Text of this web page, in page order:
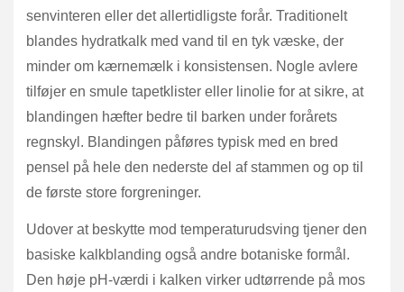
senvinteren eller det allertidligste forår. Traditionelt
blandes hydratkalk med vand til en tyk væske, der
minder om kærnemælk i konsistensen. Nogle avlere
tilføjer en smule tapetklister eller linolie for at sikre, at
blandingen hæfter bedre til barken under forårets
regnskyl. Blandingen påføres typisk med en bred
pensel på hele den nederste del af stammen og op til
de første store forgreninger.
Udover at beskytte mod temperaturudsving tjener den
basiske kalkblanding også andre botaniske formål.
Den høje pH-værdi i kalken virker udtørrende på mos